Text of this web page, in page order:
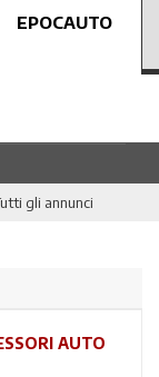
EPOCAUTO
gli annunci
AUTO